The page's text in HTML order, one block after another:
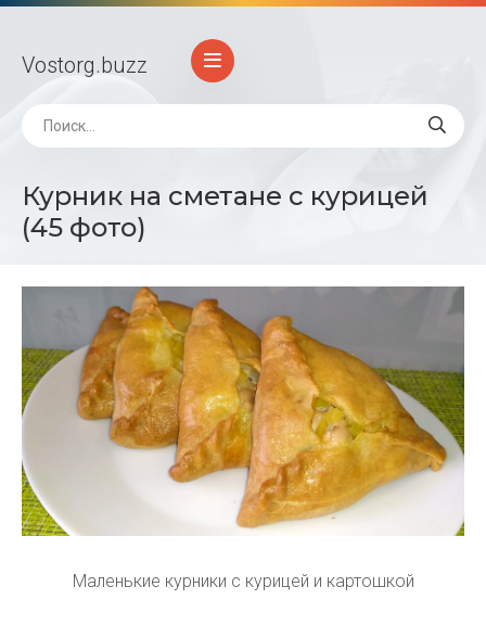
Vostorg.buzz
Курник на сметане с курицей
(45 фото)
Маленькие курники с курицей и картошкой